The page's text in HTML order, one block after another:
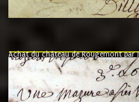
Achat du château de Rougemont par
"l'an mil six cent soixante treze le
nommé fut présent Messire Claude